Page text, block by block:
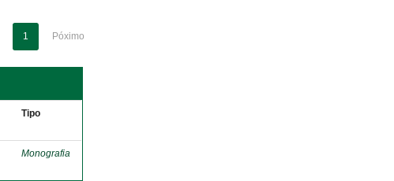
1 Póximo
Tipo
Monografia